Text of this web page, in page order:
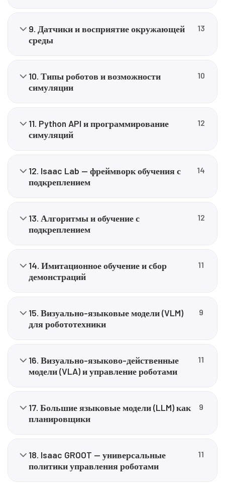
9. Датчики и восприятие окружающей
среды
13
10. Типы роботов и возможности
симуляции
10
11. Python API и программирование
симуляций
12
12. Isaac Lab — фреймворк обучения с
подкреплением
14
13. Алгоритмы и обучение с
подкреплением
12
14. Имитационное обучение и сбор
демонстраций
11
15. Визуально-языковые модели (VLM)
для робототехники
9
16. Визуально-языково-действенные
модели (VLA) и управление роботами
11
17. Большие языковые модели (LLM) как
планировщики
9
18. Isaac GROOT — универсальные
политики управления роботами
11